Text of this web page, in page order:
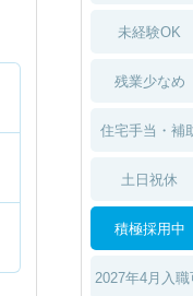
未経験OK
残業少なめ
住宅手当・補
土日祝休
積極採用中
2027年4月入職